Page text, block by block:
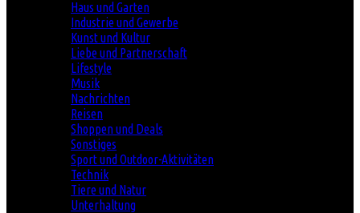
Haus und Garten
Industrie und Gewerbe
Kunst und Kultur
Liebe und Partnerschaft
Lifestyle
Musik
Nachrichten
Reisen
Shoppen und Deals
Sonstiges
Sport und Outdoor-Aktivitäten
Technik
Tiere und Natur
Unterhaltung